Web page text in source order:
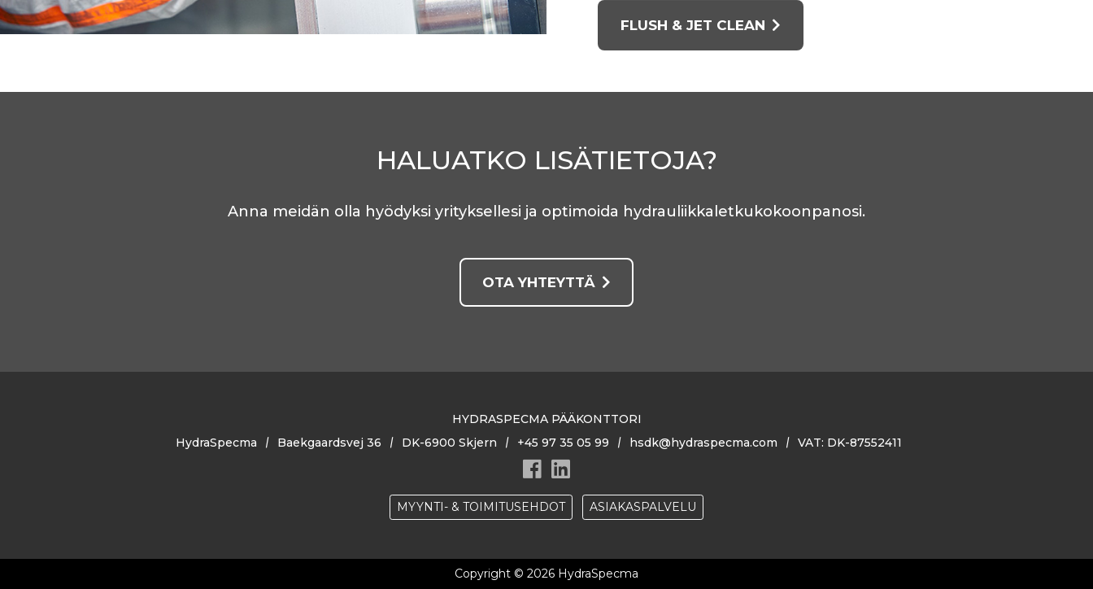
FLUSH & JET CLEAN
HALUATKO LISÄTIETOJA?
Anna meidän olla hyödyksi yrityksellesi ja optimoida hydrauliikkaletkukokoonpanosi.
OTA YHTEYTTÄ
HYDRASPECMA PÄÄKONTTORI
HydraSpecma
Baekgaardsvej 36 DK-6900 Skjern +45 97 35 05 99 hsdk@hydraspecma.com VAT: DK-87552411
MYYNTI- & TOIMITUSEHDOT ASIAKASPALVELU
Copyright © 2026 HydraSpecma